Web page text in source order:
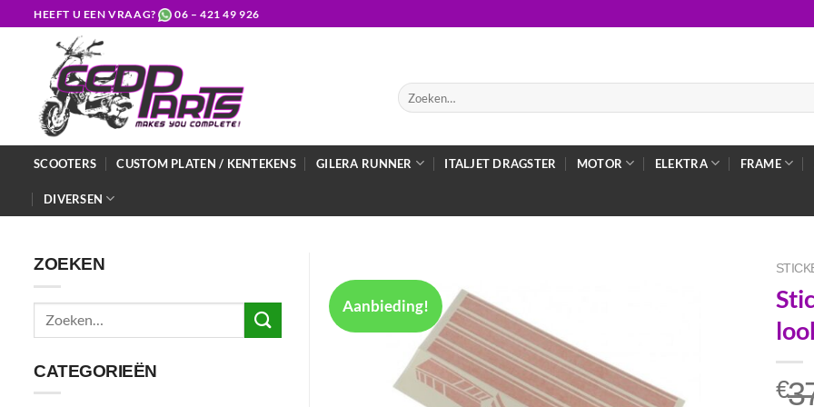
naar
HEEFT U EEN VRAAG? 06 – 421 49 926
Zoeken
naar:
SCOOTERS CUSTOM PLATEN / KENTEKENS GILERA RUNNER ITALJET DRAGSTER MOTOR ELEKTRA FRAME
DIVERSEN
ZOEKEN
Zoeken
CATEGORIEËN
Aanbieding!
€